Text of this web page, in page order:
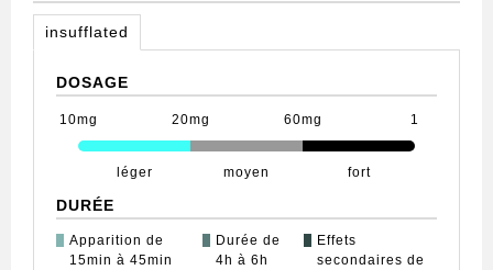
insufflated
DOSAGE
10mg
léger
20mg
moyen
60mg
fort
1
DURÉE
Apparition de
15min à 45min
Durée de
4h à 6h
Effets
secondaires de